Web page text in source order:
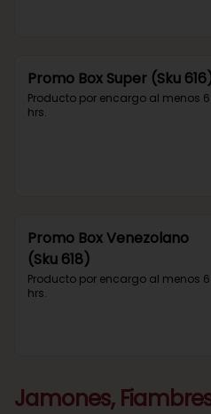
Promo Box Super (Sku
Producto por encargo al menos 6
hrs.
Promo Box Venezolano
(Sku 618)
Producto por encargo al menos 6
hrs.
Jamones,